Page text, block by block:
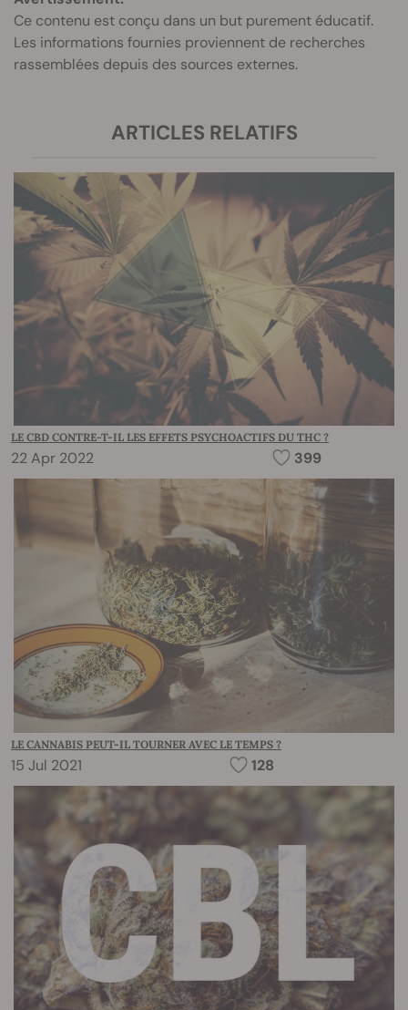
Ce contenu est conçu dans un but purement éducatif.
Les informations fournies proviennent de recherches
rassemblées depuis des sources externes.
ARTICLES RELATIFS
LE CBD CONTRE-T-IL LES EFFETS PSYCHOACTIFS DU THC ?
22 Apr 2022 399
LE CANNABIS PEUT-IL TOURNER AVEC LE TEMPS ?
15 Jul 2021 128